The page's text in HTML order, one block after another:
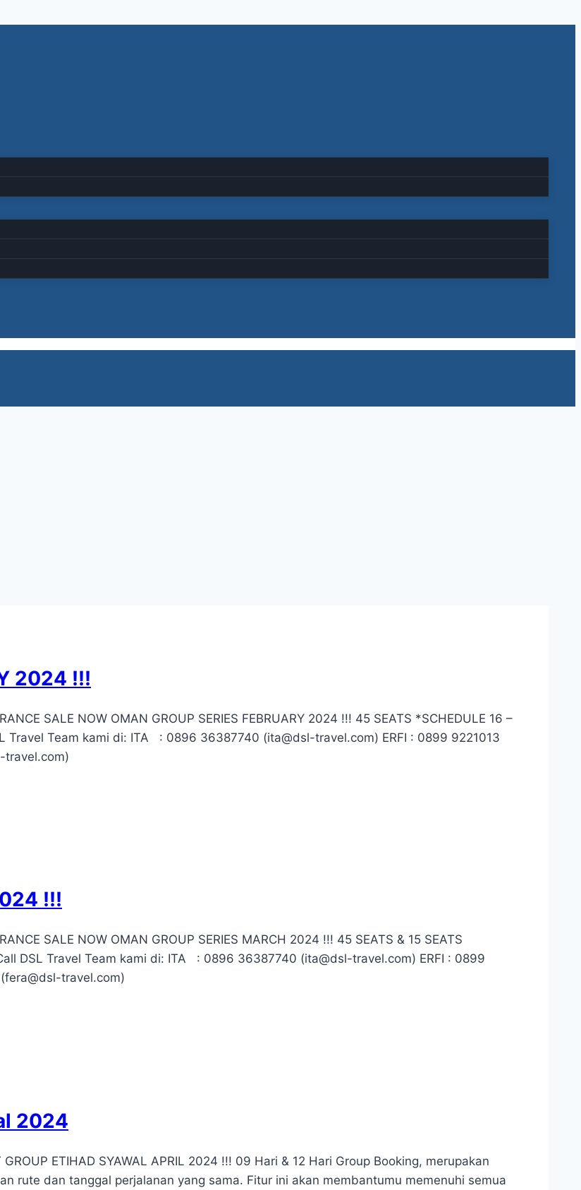
2024 !!!
SALE NOW OMAN GROUP SERIES FEBRUARY 2024 !!! 45 SEATS *SCHEDULE 16 –
Travel Team kami di: ITA : 0896 36387740 (ita@dsl-travel.com) ERFI : 0899 9221013
travel.com)
!!!
SALE NOW OMAN GROUP SERIES MARCH 2024 !!! 45 SEATS & 15 SEATS
DSL Travel Team kami di: ITA : 0896 36387740 (ita@dsl-travel.com) ERFI : 0899
travel.com)
2024
ETIHAD SYAWAL APRIL 2024 !!! 09 Hari & 12 Hari Group Booking, merupakan
rute dan tanggal perjalanan yang sama. Fitur ini akan membantumu memenuhi semua